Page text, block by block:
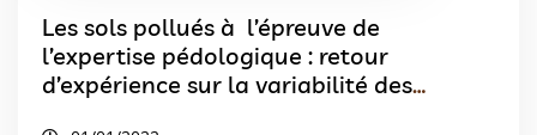
Les sols pollués à l’épreuve de
l’expertise pédologique : retour
d’expérience sur la variabilité des